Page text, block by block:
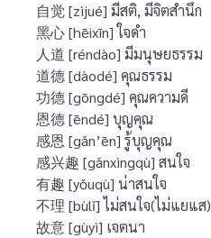
自觉 [zìjué] มีสติ, มีจิตสำนึก
黑心 [hēixīn] ใจดำ
人道 [réndào] มีมนุษยธรรม
道德 [dàodé] คุณธรรม
功德 [gōngdé] คุณความดี
恩德 [ēndé] บุญคุณ
感恩 [gǎn’ēn] รู้บุญคุณ
感兴趣 [gǎnxìngqù] สนใจ
有趣 [yǒuqù] น่าสนใจ
不理 [bùlǐ] ไม่สนใจ(ไม่แยแส)
故意 [gùyì] เจตนา